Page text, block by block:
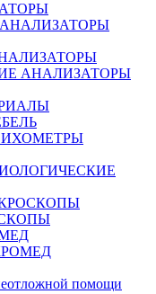
АНАЛИЗАТОРЫ
АНАЛИЗАТОРЫ
помощи